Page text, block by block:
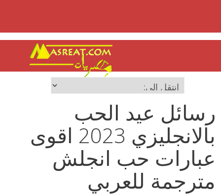
رسائل عيد الحب
بالانجليزي 2023 اقوى
عبارات حب انجلش
مترجمة للعربي